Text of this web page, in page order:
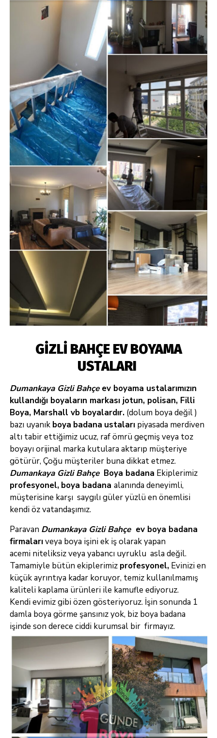
GİZLİ BAHÇE EV BOYAMA
USTALARI
Dumankaya Gizli Bahçe ev boyama ustalarımızın
kullandığı boyaların markası jotun, polisan, Filli
Boya, Marshall vb boyalardır. (dolum boya değil )
bazı uyanık boya badana ustaları piyasada merdiven
altı tabir ettiğimiz ucuz, raf ömrü geçmiş veya toz
boyayı orijinal marka kutulara aktarıp müşteriye
götürür, Çoğu müşteriler buna dikkat etmez.
Dumankaya Gizli Bahçe Boya badana Ekiplerimiz
profesyonel, boya badana alanında deneyimli,
müşterisine karşı saygılı güler yüzlü en önemlisi
kendi öz vatandaşımız.
Paravan Dumankaya Gizli Bahçe ev boya badana
firmalarıveya boya işini ek iş olarak yapan
acemi niteliksiz veya yabancı uyruklu asla değil.
Tamamiyle bütün ekiplerimiz profesyonel, Evinizi en
küçük ayrıntıya kadar koruyor, temiz kullanılmamış
kaliteli kaplama ürünleri ile kamufle ediyoruz.
Kendi evimiz gibi özen gösteriyoruz. İşin sonunda 1
damla boya görme şansınız yok, biz boya badana
işinde son derece ciddi kurumsal bir firmayız.